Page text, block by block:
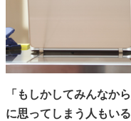
「もしかしてみんなか
に思ってしまう人もいる